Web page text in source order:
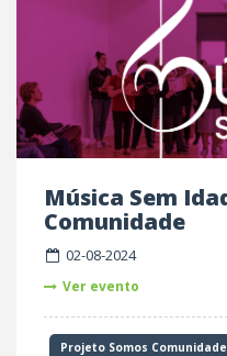
Música Sem Idade | Somos
Comunidade
02-08-2024
Ver evento
Projeto Somos Comunidade